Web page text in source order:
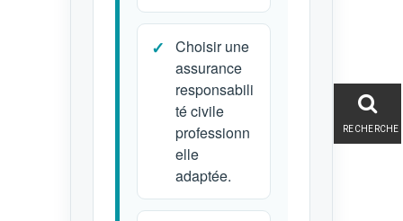
Choisir une
assurance
responsabili
té civile
professionn
elle
adaptée.
RECHERCHE